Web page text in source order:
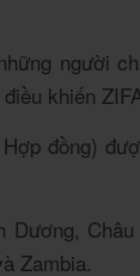
người
khiến
đồng)
Dương,
Zambia.